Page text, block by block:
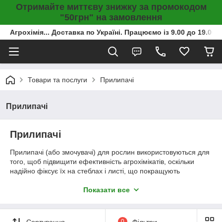
Отримайте миттєву знижку за промокодом
"50грн" на замовлення
Агрохімія... Доставка по Україні. Працюємо із 9.00 до
Товари та послуги Прилипачі
Прилипачі
Прилипачі
Прилипачі (або змочувачі) для рослин використовуються для
того, щоб підвищити ефективність агрохімікатів, оскільки
надійно фіксує їх на стеблах і листі, що покращують
активною речовиною і носить також назву змочувач, оскільки
Змочувачі для забезпечення рослин вологою
Показати все